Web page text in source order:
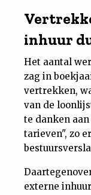
inhuur
Het aantal
zag in
vertrekken,
van de
te danken
tarieven", zo
externe